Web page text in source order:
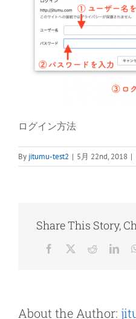
ログイン方法
By jitumu-test2 | 5月 22nd, 2018 |
Share This Story,
Facebook Reddit
About the Author: